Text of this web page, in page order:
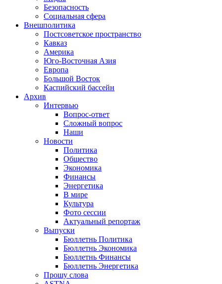
Безопасность
Социальная сфера
Внешполитика
Постсоветское пространство
Кавказ
Америка
Юго-Восточная Азия
Европа
Большой Восток
Каспийский бассейн
Архив
Интервью
Вопрос-ответ
Сложный вопрос
Наши
Новости
Политика
Общество
Экономика
Финансы
Энергетика
В мире
Культура
Фото сессии
Актуальный репортаж
Выпуски
Бюллетнь Политика
Бюллетнь Экономика
Бюллетнь Финансы
Бюллетнь Энергетика
Прошу слова